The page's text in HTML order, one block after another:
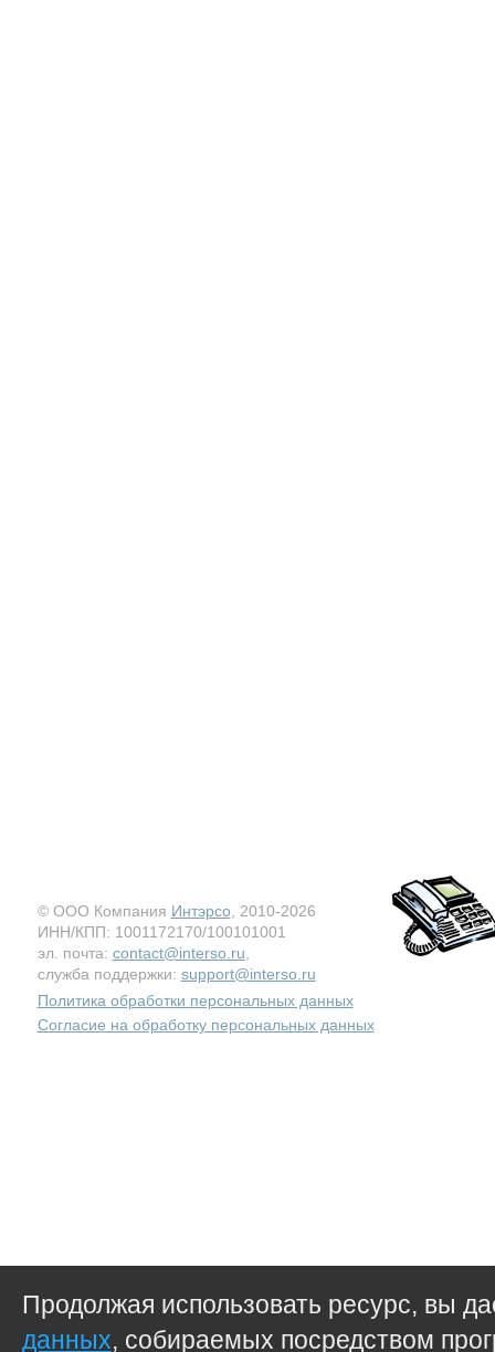
© ООО Компания Интэрсо , 2010-2026
ИНН/КПП: 1001172170/100101001
эл. почта: contact@interso.ru
служба поддержки: support@interso.ru
Политика обработки персональных данных
Согласие на обработку персональных данных
Продолжая использовать ресурс, вы
данных, собираемых посредством